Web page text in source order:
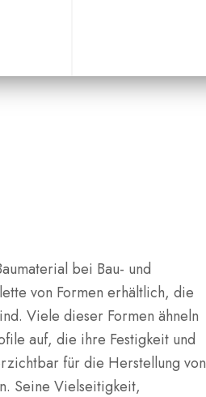
bei Bau- und
von Formen erhältlich, die
Viele dieser Formen ähneln
auf, die ihre Festigkeit und
für die Herstellung von
Seine Vielseitigkeit,